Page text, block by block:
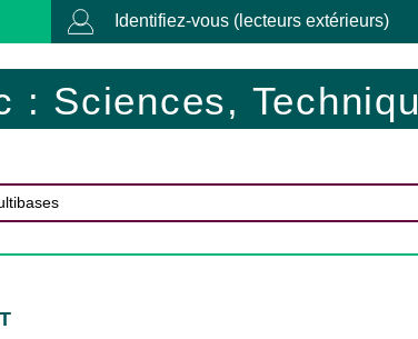
Identifiez-vous (lecteurs extérieurs)
: Sciences,